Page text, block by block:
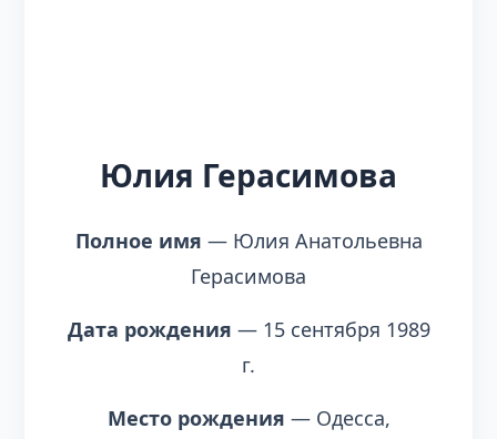
Юлия Герасимова
Полное имя — Юлия Анатольевна
Герасимова
Дата рождения — 15 сентября 1989
г.
Место рождения — Одесса,